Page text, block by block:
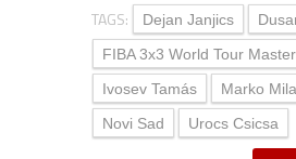
TAGS: Dejan Janjics
FIBA 3x3 World Tour
Ivosev Tamás
Marko
Novi Sad
Urocs Csicsa